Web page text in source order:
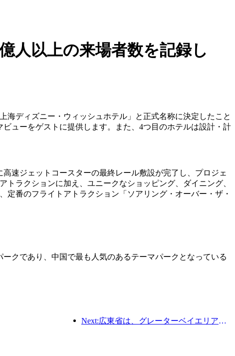
人以上の来場者数を記録し
海ディズニー・ウィッシュホテル」と正式名称に決定したこと
ューをゲストに提供します。また、4つ目のホテルは設計・計
速ジェットコースターの最終レール敷設が完了し、プロジェ
ラクションに加え、ユニークなショッピング、ダイニング、
番のフライトアトラクション「ソアリング・オーバー・ザ・
クであり、中国で最も人気のあるテーマパークとなっている
Next:広東省は、グレーターベイエリアを世界クラスの観光地にするためのサービス産業能力拡大計画を発表した。